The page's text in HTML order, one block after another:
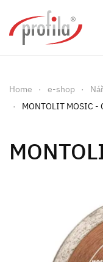
Skip to main
Home e-shop
MONTOLIT MOSIC -